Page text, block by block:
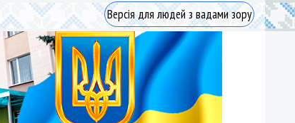
Версія для людей з вадами зору